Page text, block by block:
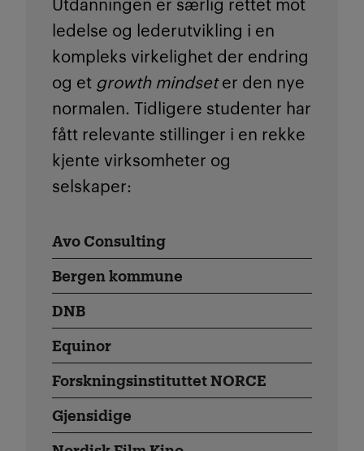
ledelse og lederutvikling i en
kompleks virkelighet der endring
og et growth mindseter den nye
normalen. Tidligere studenter har
fått relevante stillinger i en rekke
kjente virksomheter og
selskaper:
Avo Consulting
Bergen kommune
DNB
Equinor
Forskningsinstituttet NORCE
Gjensidige